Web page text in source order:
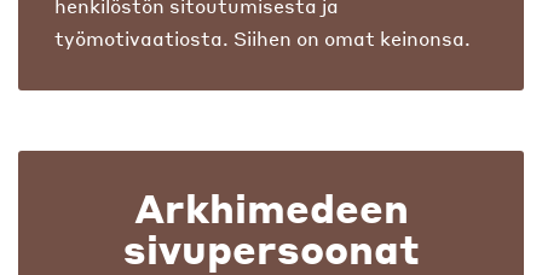
henkilöstön sitoutumisesta ja
työmotivaatiosta. Siihen on omat keinonsa.
Arkhimedeen
sivupersoonat